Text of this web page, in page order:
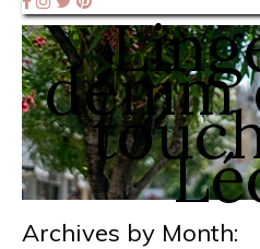
denim
Archives by Month: